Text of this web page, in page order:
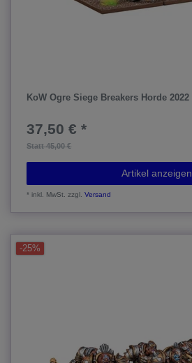
KoW Ogre Siege Breakers Horde 2022
Statt 45,00 €
37,50 € *
Artikel anzeigen
*inkl. MwSt. zzgl.Versand
-25%